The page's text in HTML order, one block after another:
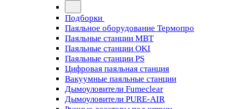
Подборки
Паяльное оборудование Термопро
Паяльные станции MBT
Паяльные станции OKI
Паяльные станции PS
Цифровая паяльная станция
Вакуумные паяльные станции
Дымоуловители Fumeclear
Дымоуловители PURE-AIR